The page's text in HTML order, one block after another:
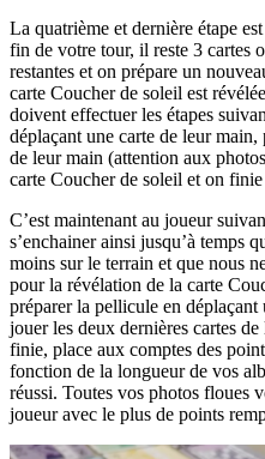
La quatrième et dernière étape
fin de votre tour, il reste 3 cartes
restantes et on prépare un
carte Coucher de soleil est
doivent effectuer les étapes
déplaçant une carte de leur
de leur main (attention aux
carte Coucher de soleil et on
C’est maintenant au joueur
s’enchainer ainsi jusqu’à temps
moins sur le terrain et que nous
pour la révélation de la carte
préparer la pellicule en
jouer les deux dernières cartes
finie, place aux comptes des
fonction de la longueur de vos
réussi. Toutes vos photos floues
joueur avec le plus de points